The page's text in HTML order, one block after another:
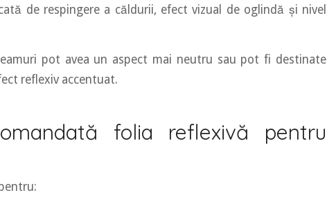
de respingere a căldurii, efect vizual de oglindă și nivel
pot avea un aspect mai neutru sau pot fi destinate
reflexiv accentuat.
folia reflexivă pentru